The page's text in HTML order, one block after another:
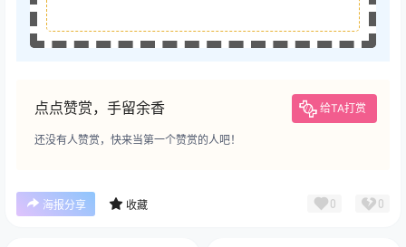
点点赞赏，手留余香 给TA打赏
还没有人赞赏，快来当第一个赞赏的人吧！
海报分享 收藏 0 0